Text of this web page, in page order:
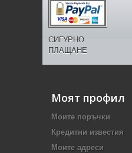
СИГУРНО
ПЛАЩАНЕ
Моят профил
Моите поръчки
Кредитни известия
Моите адреси